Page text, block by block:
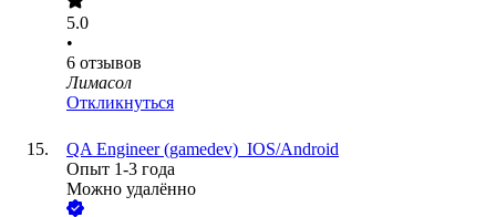
5.0
•
6 отзывов
Лимасол
Откликнуться
QA Engineer (gamedev)_IOS/Android
Опыт 1-3 года
Можно удалённо